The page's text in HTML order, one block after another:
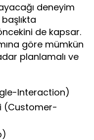
deneyim
de kapsar.
göre mümkün
planlamalı ve
Interaction)
(Customer-